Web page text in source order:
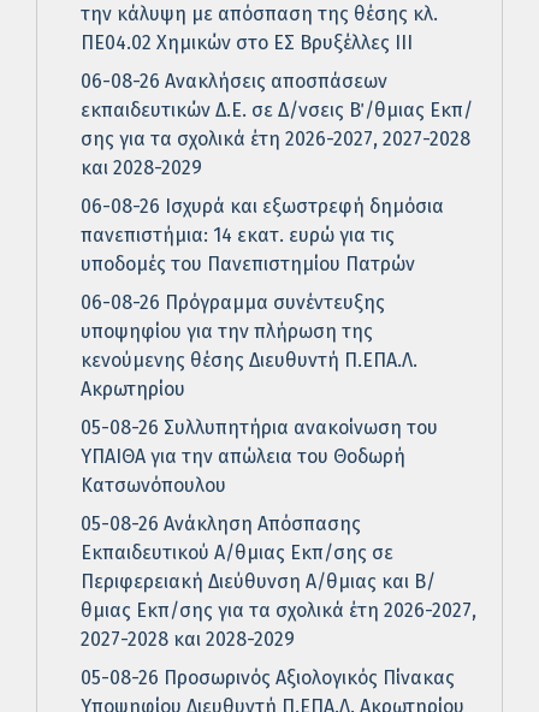
την κάλυψη με απόσπαση της θέσης κλ.
ΠΕ04.02 Χημικών στο ΕΣ Βρυξέλλες ΙΙΙ
06-08-26 Ανακλήσεις αποσπάσεων
εκπαιδευτικών Δ.Ε. σε Δ/νσεις Β΄/θμιας Εκπ/
σης για τα σχολικά έτη 2026-2027, 2027-2028
και 2028-2029
06-08-26 Ισχυρά και εξωστρεφή δημόσια
πανεπιστήμια: 14 εκατ. ευρώ για τις
υποδομές του Πανεπιστημίου Πατρών
06-08-26 Πρόγραμμα συνέντευξης
υποψηφίου για την πλήρωση της
κενούμενης θέσης Διευθυντή Π.ΕΠΑ.Λ.
Ακρωτηρίου
05-08-26 Συλλυπητήρια ανακοίνωση του
ΥΠΑΙΘΑ για την απώλεια του Θοδωρή
Κατσωνόπουλου
05-08-26 Ανάκληση Απόσπασης
Εκπαιδευτικού Α/θμιας Εκπ/σης σε
Περιφερειακή Διεύθυνση Α/θμιας και Β/
θμιας Εκπ/σης για τα σχολικά έτη 2026-2027,
2027-2028 και 2028-2029
05-08-26 Προσωρινός Αξιολογικός Πίνακας
Υποψηφίου Διευθυντή Π.ΕΠΑ.Λ. Ακρωτηρίου